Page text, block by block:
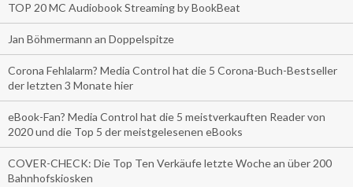
TOP 20 MC Audiobook Streaming by BookBeat
Jan Böhmermann an Doppelspitze
Corona Fehlalarm? Media Control hat die 5 Corona-Buch-Bestseller
der letzten 3 Monate hier
eBook-Fan? Media Control hat die 5 meistverkauften Reader von
2020 und die Top 5 der meistgelesenen eBooks
COVER-CHECK: Die Top Ten Verkäufe letzte Woche an über 200
Bahnhofskiosken